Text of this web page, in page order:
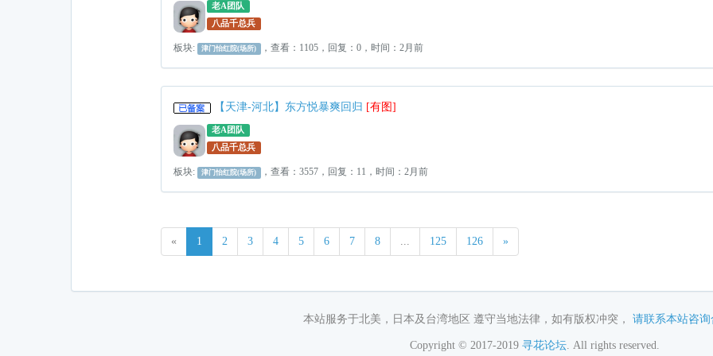
老A团队
八品千总兵
板块: 津门怡红院(场所) ，查看：1105，回复：0，时间：2月前
【天津-河北】东方悦暴爽回归 [有图]
老A团队
八品千总兵
板块: 津门怡红院(场所) ，查看：3557，回复：11，时间：2月前
« 1 2 3 4 5 6 7 8 ... 125 126 »
本站服务于北美，日本及台湾地区 遵守当地法律，如有版权冲突， 请联系本站咨询
Copyright © 2017-2019 寻花论坛. All rights reserved.